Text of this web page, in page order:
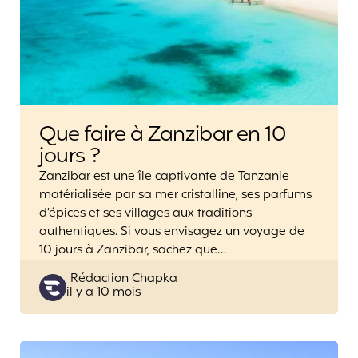
Que faire à Zanzibar en 10
jours ?
Zanzibar est une île captivante de Tanzanie
matérialisée par sa mer cristalline, ses parfums
d’épices et ses villages aux traditions
authentiques. Si vous envisagez un voyage de
10 jours à Zanzibar, sachez que…
Posted
by
Rédaction Chapka
il y a 10 mois